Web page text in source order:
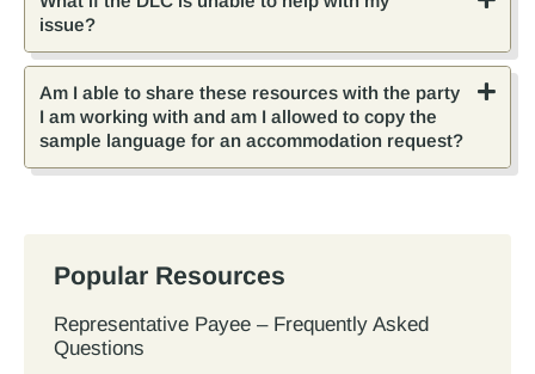
issue?
Am I able to share these resources with the party
I am working with and am I allowed to copy the
sample language for an accommodation request?
Popular Resources
Representative Payee – Frequently Asked
Questions